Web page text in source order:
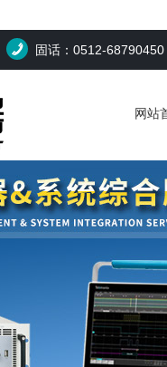
固话：0512-68790450
网站